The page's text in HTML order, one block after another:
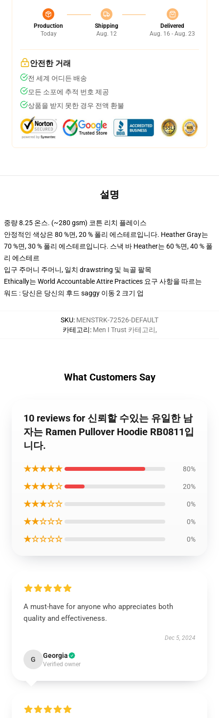
Production
Today
Shipping
Aug. 12
Delivered
Aug. 16 - Aug. 23
안전한 거래
전 세계 어디든 배송
모든 소포에 추적 번호 제공
상품을 받지 못한 경우 전액 환불
설명
중량 8.25 온스. (~280 gsm) 코튼 리치 플레이스
안정적인 색상은 80 %면, 20 % 폴리 에스테르입니다. Heather Gray는
70 %면, 30 % 폴리 에스테르입니다. 스낵 바 Heather는 60 %면, 40 % 폴
리 에스테르
입구 주머니 주머니, 일치 drawstring 및 늑골 팔목
Ethically는 World Accountable Attire Practices 요구 사항을 따르는
워드 : 당신은 당신의 후드 saggy 이동 2 크기 업
SKU: MENSTRK-72526-DEFAULT
카테고리: Men I Trust 카테고리,
What Customers Say
10 reviews for 신뢰할 수있는 유일한 남
자는 Ramen Pullover Hoodie RB0811입
니다.
★★★★★ 80%
★★★★☆ 20%
★★★☆☆ 0%
★★☆☆☆ 0%
★☆☆☆☆ 0%
A must-have for anyone who appreciates both
quality and effectiveness.
Dec 5, 2024
G Georgia
Verified owner